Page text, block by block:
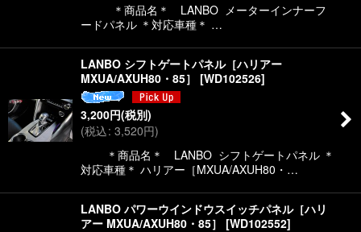
＊商品名＊ LANBO メーターインナーフ
ードパネル ＊対応車種＊ …
LANBO シフトゲートパネル［ハリアー
MXUA/AXUH80・85］
[WD102526]
3,200円(税別)
(税込: 3,520円)
＊商品名＊ LANBO シフトゲートパネル ＊
対応車種＊ ハリアー［MXUA/AXUH80・…
LANBO パワーウインドウスイッチパネル［ハリ
アー MXUA/AXUH80・85］
[WD102552]